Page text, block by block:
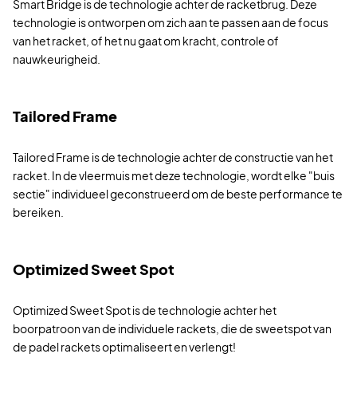
Smart Bridge is de technologie achter de racketbrug. Deze
technologie is ontworpen om zich aan te passen aan de focus
van het racket, of het nu gaat om kracht, controle of
nauwkeurigheid.
Tailored Frame
Tailored Frame is de technologie achter de constructie van het
racket. In de vleermuis met deze technologie, wordt elke "buis
sectie" individueel geconstrueerd om de beste performance te
bereiken.
Optimized Sweet Spot
Optimized Sweet Spot is de technologie achter het
boorpatroon van de individuele rackets, die de sweetspot van
de padel rackets optimaliseert en verlengt!